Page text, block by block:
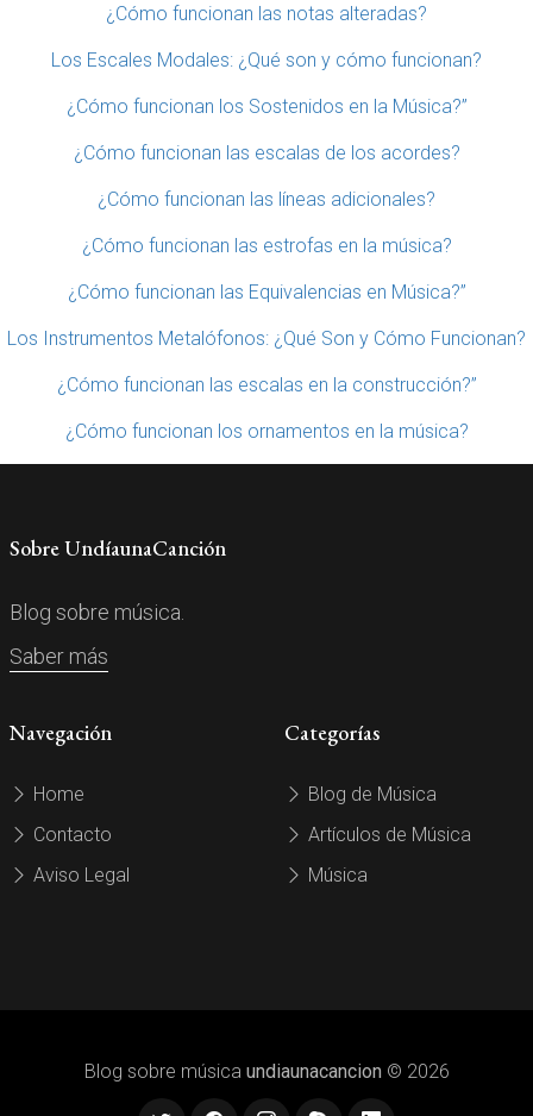
¿Cómo funcionan las notas alteradas?
Los Escales Modales: ¿Qué son y cómo funcionan?
¿Cómo funcionan los Sostenidos en la Música?”
¿Cómo funcionan las escalas de los acordes?
¿Cómo funcionan las líneas adicionales?
¿Cómo funcionan las estrofas en la música?
¿Cómo funcionan las Equivalencias en Música?”
Los Instrumentos Metalófonos: ¿Qué Son y Cómo Funcionan?
¿Cómo funcionan las escalas en la construcción?”
¿Cómo funcionan los ornamentos en la música?
Sobre UndíaunaCanción
Blog sobre música.
Saber más
Navegación
Home
Contacto
Aviso Legal
Categorías
Blog de Música
Artículos de Música
Música
Blog sobre música undiaunacancion © 2026